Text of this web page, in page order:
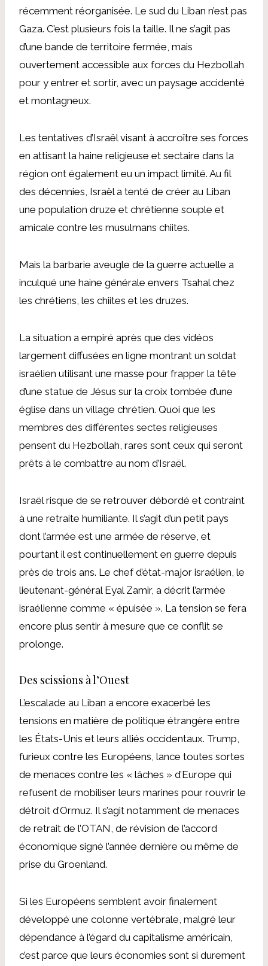
récemment réorganisée. Le sud du Liban n’est pas
Gaza. C’est plusieurs fois la taille. Il ne s’agit pas
d’une bande de territoire fermée, mais
ouvertement accessible aux forces du Hezbollah
pour y entrer et sortir, avec un paysage accidenté
et montagneux.
Les tentatives d’Israël visant à accroître ses forces
en attisant la haine religieuse et sectaire dans la
région ont également eu un impact limité. Au fil
des décennies, Israël a tenté de créer au Liban
une population druze et chrétienne souple et
amicale contre les musulmans chiites.
Mais la barbarie aveugle de la guerre actuelle a
inculqué une haine générale envers Tsahal chez
les chrétiens, les chiites et les druzes.
La situation a empiré après que des vidéos
largement diffusées en ligne montrant un soldat
israélien utilisant une masse pour frapper la tête
d’une statue de Jésus sur la croix tombée d’une
église dans un village chrétien. Quoi que les
membres des différentes sectes religieuses
pensent du Hezbollah, rares sont ceux qui seront
prêts à le combattre au nom d’Israël.
Israël risque de se retrouver débordé et contraint
à une retraite humiliante. Il s’agit d’un petit pays
dont l’armée est une armée de réserve, et
pourtant il est continuellement en guerre depuis
près de trois ans. Le chef d’état-major israélien, le
lieutenant-général Eyal Zamir, a décrit l’armée
israélienne comme « épuisée ». La tension se fera
encore plus sentir à mesure que ce conflit se
prolonge.
Des scissions à l’Ouest
L’escalade au Liban a encore exacerbé les
tensions en matière de politique étrangère entre
les États-Unis et leurs alliés occidentaux. Trump,
furieux contre les Européens, lance toutes sortes
de menaces contre les « lâches » d’Europe qui
refusent de mobiliser leurs marines pour rouvrir le
détroit d’Ormuz. Il s’agit notamment de menaces
de retrait de l’OTAN, de révision de l’accord
économique signé l’année dernière ou même de
prise du Groenland.
Si les Européens semblent avoir finalement
développé une colonne vertébrale, malgré leur
dépendance à l’égard du capitalisme américain,
c’est parce que leurs économies sont si durement